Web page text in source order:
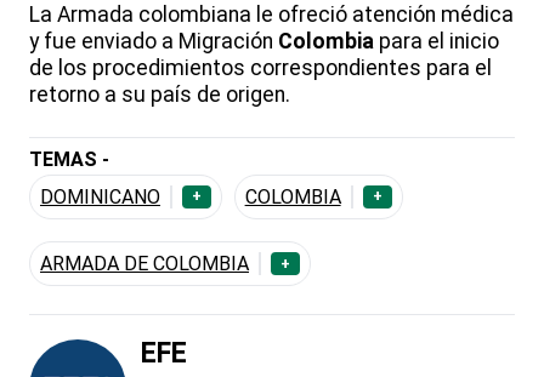
La Armada colombiana le ofreció atención médica
y fue enviado a Migración Colombia para el inicio
de los procedimientos correspondientes para el
retorno a su país de origen.
TEMAS -
DOMINICANO
+ COLOMBIA +
ARMADA DE COLOMBIA +
EFE